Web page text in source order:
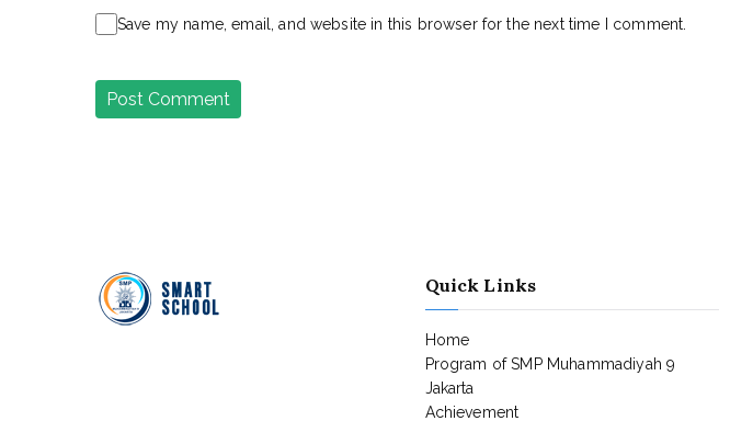
Save my name, email, and website in this browser for the next time I comment.
Quick Links
Home
Program of SMP Muhammadiyah 9
Jakarta
Achievement